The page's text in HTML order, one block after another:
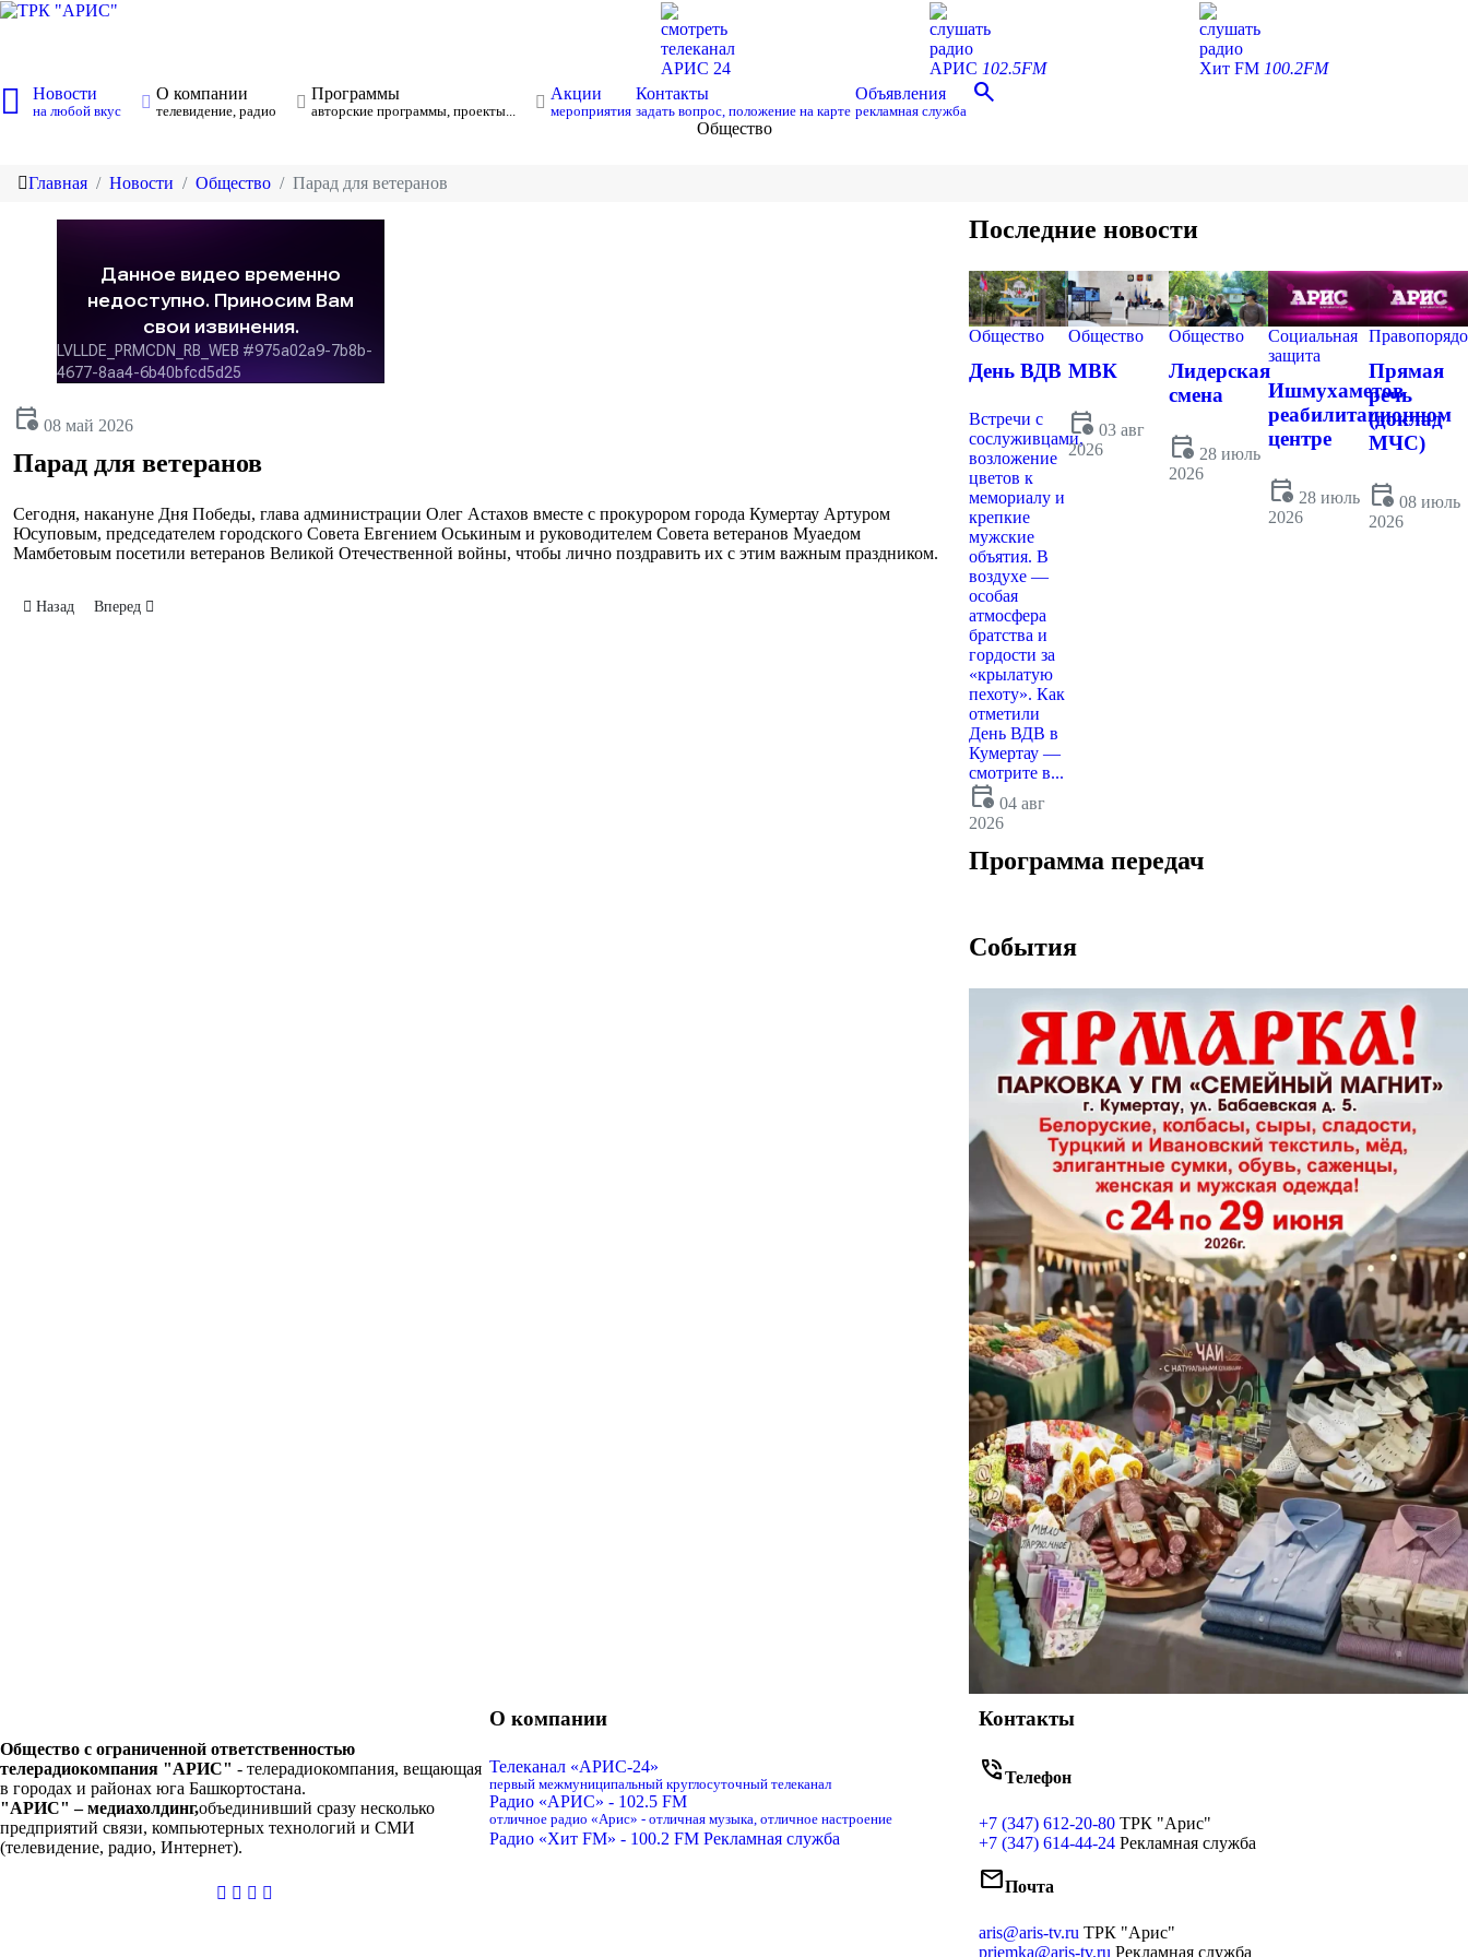
смотреть
телеканал
АРИС 24
слушать
радио
АРИС 102.5FM
слушать
радио
Хит FM 100.2FM
Новости
на любой вкус
О компании
телевидение, радио
Программы
авторские программы, проекты...
Акции
мероприятия
Контакты
задать вопрос, положение на карте
Объявления
рекламная служба
search
Общество
Главная Новости Общество Парад для ветеранов
calendar_clock 08 май 2026
Парад для ветеранов
Сегодня, накануне Дня Победы, глава администрации Олег Астахов вместе с прокурором города Кумертау Артуром
Юсуповым, председателем городского Совета Евгением Оськиным и руководителем Совета ветеранов Муаедом
Мамбетовым посетили ветеранов Великой Отечественной войны, чтобы лично поздравить их с этим важным праздником.
Предыдущий: Аллея Славы
Назад Следующий: Заседание по летнему отдыху
Вперед
Последние новости
Общество
День ВДВ
Встречи с
сослуживцами,
возложение
цветов к
мемориалу и
крепкие
мужские
объятия. В
воздухе —
особая
атмосфера
братства и
гордости за
«крылатую
пехоту». Как
отметили
День ВДВ в
Кумертау —
смотрите в...
calendar_clock 04 авг
2026
Общество
МВК
calendar_clock 03 авг
2026
Общество
Лидерская
смена
calendar_clock 28 июль
2026
Социальная
защита
Ишмухаметов
реабилитационном
центре
calendar_clock 28 июль
2026
Прямая
речь
(доклад
МЧС)
calendar_clock 08 июль
2026
Программа передач
События
Общество с ограниченной ответственностью
телерадиокомпания "АРИС" - телерадиокомпания, вещающая
в городах и районах юга Башкортостана.
"АРИС" – медиахолдинг,объединивший сразу несколько
предприятий связи, компьютерных технологий и СМИ
(телевидение, радио, Интернет).
О компании
Телеканал «АРИС-24»
первый межмуниципальный круглосуточный телеканал
Радио «АРИС» - 102.5 FM
отличное радио «Арис» - отличная музыка, отличное настроение
Радио «Хит FM» - 100.2 FM Рекламная служба
Контакты
phone_in_talkТелефон
+7 (347) 612-20-80 ТРК "Арис"
+7 (347) 614-44-24 Рекламная служба
mailПочта
aris@aris-tv.ru ТРК "Арис"
priemka@aris-tv.ru Рекламная служба